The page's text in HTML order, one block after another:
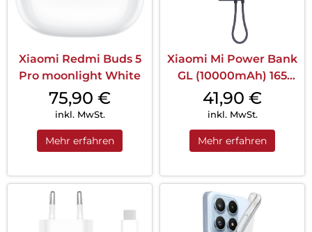
Xiaomi Redmi Buds 5
Pro moonlight White
75,90 €
inkl. MwSt.
Mehr erfahren
Xiaomi Mi Power Bank
GL (10000mAh) 165
Grau
41,90 €
inkl. MwSt.
Mehr erfahren